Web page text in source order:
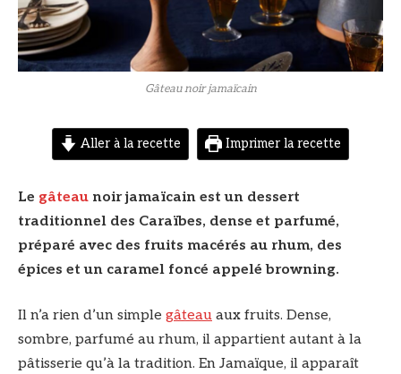
Gâteau noir jamaïcain
Aller à la recette Imprimer la recette
Le gâteau noir jamaïcain est un dessert
traditionnel des Caraïbes, dense et parfumé,
préparé avec des fruits macérés au rhum, des
épices et un caramel foncé appelé browning.
Il n’a rien d’un simple gâteau aux fruits. Dense,
sombre, parfumé au rhum, il appartient autant à la
pâtisserie qu’à la tradition. En Jamaïque, il apparaît